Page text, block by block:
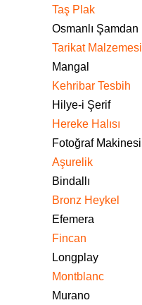
Taş Plak
Osmanlı Şamdan
Tarikat Malzemesi
Mangal
Kehribar Tesbih
Hilye-i Şerif
Hereke Halısı
Fotoğraf Makinesi
Aşurelik
Bindallı
Bronz Heykel
Efemera
Fincan
Longplay
Montblanc
Murano